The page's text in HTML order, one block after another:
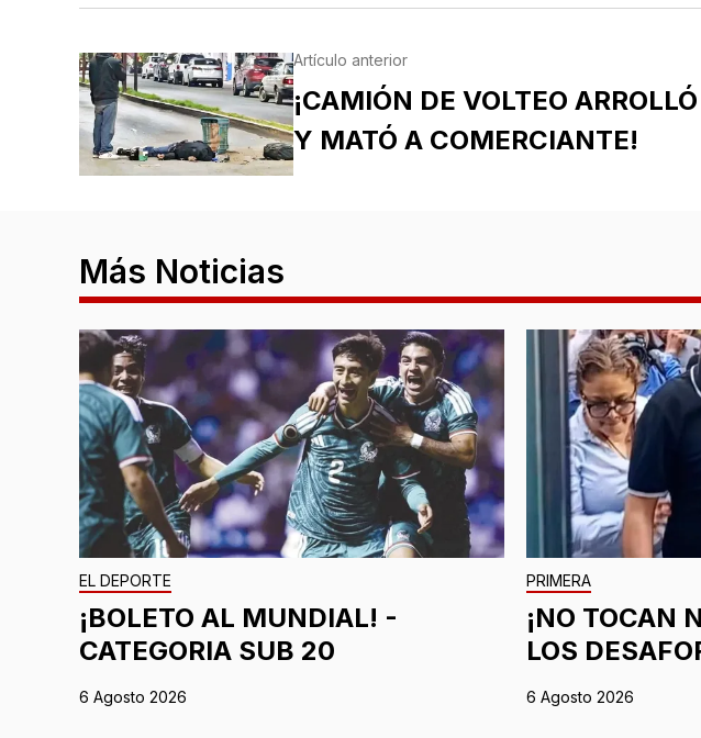
Artículo anterior
¡CAMIÓN DE VOLTEO ARROLLÓ
Y MATÓ A COMERCIANTE!
Más Noticias
EL DEPORTE
¡BOLETO AL MUNDIAL! -
CATEGORIA SUB 20
6 Agosto 2026
PRIMERA
¡NO TOCAN
LOS
6 Agosto 2026